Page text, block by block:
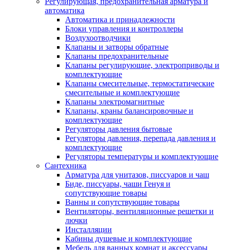
автоматика
Автоматика и принадлежности
Блоки управления и контроллеры
Воздухоотводчики
Клапаны и затворы обратные
Клапаны предохранительные
Клапаны регулирующие, электроприводы и
комплектующие
Клапаны смесительные, термостатические
смесительные и комплектующие
Клапаны электромагнитные
Клапаны, краны балансировочные и
комплектующие
Регуляторы давления бытовые
Регуляторы давления, перепада давления и
комплектующие
Регуляторы температуры и комплектующие
Сантехника
Арматура для унитазов, писсуаров и чаш
Биде, писсуары, чаши Генуя и
сопутствующие товары
Ванны и сопутствующие товары
Вентиляторы, вентиляционные решетки и
лючки
Инсталляции
Кабины душевые и комплектующие
Мебель для ванных комнат и аксессуары